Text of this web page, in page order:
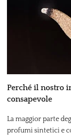
Perché il nostro
consapevole
La maggior parte
profumi sintetici e